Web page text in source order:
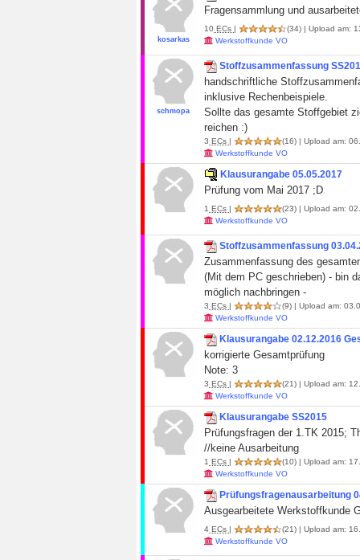
kosarkas
Fragensammlung und
10 ECs | (34) | Upload am:
Werkstoffkunde VO
schmopa
Stoffzusammenfassung
handschriftliche
inklusive Rechenbeispiele.
Sollte das gesamte Stoffgebiet
reichen :)
3 ECs | (16) | Upload am:
Werkstoffkunde VO
Klausurangabe 05.05.2017
Prüfung vom Mai 2017 ;D
1 ECs | (23) | Upload am:
Werkstoffkunde VO
Stoffzusammenfassung
Zusammenfassung des
(Mit dem PC geschrieben) - bin
möglich nachbringen -
3 ECs | (9) | Upload am:
Werkstoffkunde VO
Klausurangabe 02.12.2016
korrigierte Gesamtprüfung
Note: 3
3 ECs | (21) | Upload am:
Werkstoffkunde VO
Klausurangabe SS2015
Prüfungsfragen der 1.TK 2015;
//keine Ausarbeitung
1 ECs | (10) | Upload am:
Werkstoffkunde VO
Prüfungsfragenausarbeitung
Ausgearbeitete Werkstoffkunde
4 ECs | (21) | Upload am:
Werkstoffkunde VO